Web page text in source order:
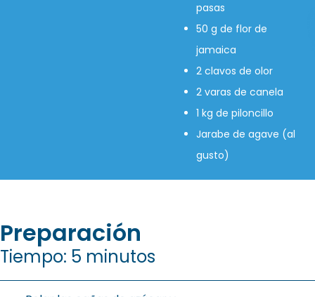
pasas
50 g de flor de
jamaica
2 clavos de olor
2 varas de canela
1 kg de piloncillo
Jarabe de agave (al
gusto)
Preparación
Tiempo: 5 minutos